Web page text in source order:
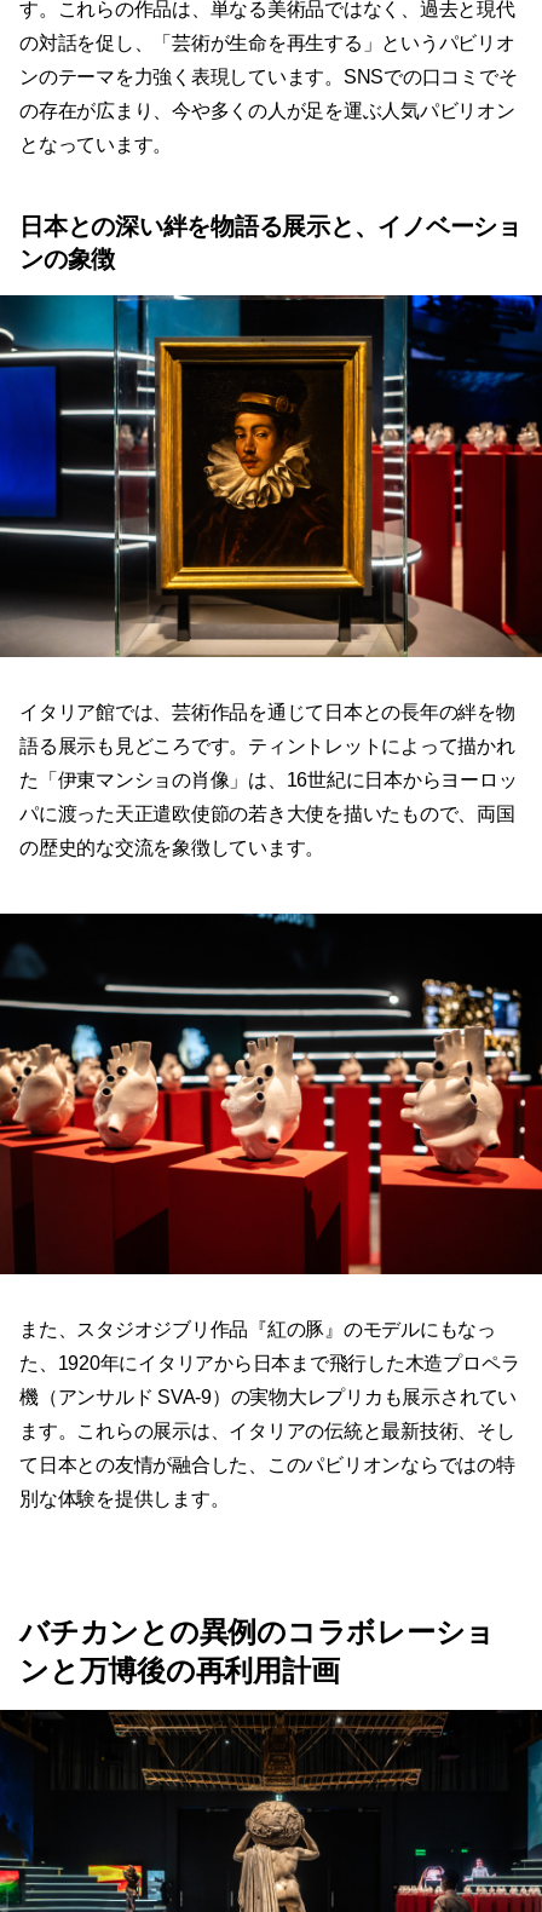
す。これらの作品は、単なる美術品ではなく、過去と現代
の対話を促し、「芸術が生命を再生する」というパビリオ
ンのテーマを力強く表現しています。SNSでの口コミでそ
の存在が広まり、今や多くの人が足を運ぶ人気パビリオン
となっています。
日本との深い絆を物語る展示と、イノベーショ
ンの象徴
イタリア館では、芸術作品を通じて日本との長年の絆を物
語る展示も見どころです。ティントレットによって描かれ
た「伊東マンショの肖像」は、16世紀に日本からヨーロッ
パに渡った天正遣欧使節の若き大使を描いたもので、両国
の歴史的な交流を象徴しています。
また、スタジオジブリ作品『紅の豚』のモデルにもなっ
た、1920年にイタリアから日本まで飛行した木造プロペラ
機（アンサルド SVA-9）の実物大レプリカも展示されてい
ます。これらの展示は、イタリアの伝統と最新技術、そし
て日本との友情が融合した、このパビリオンならではの特
別な体験を提供します。
バチカンとの異例のコラボレーショ
ンと万博後の再利用計画